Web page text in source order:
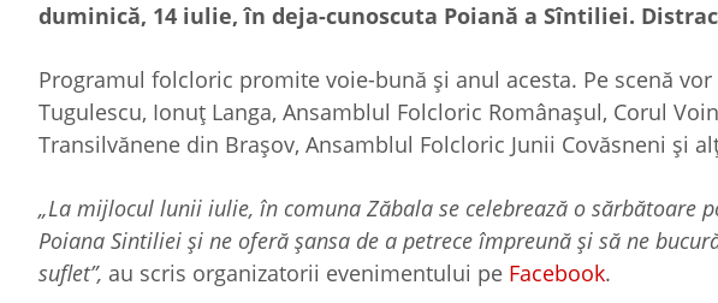
duminică, 14 iulie, în deja-cunoscuta Poiană a Sîntiliei.
Programul folcloric promite voie-bună și anul acesta. Pe scenă
Tugulescu, Ionuț Langa, Ansamblul Folcloric Românașul, Corul
Transilvănene din Brașov, Ansamblul Folcloric Junii Covăsneni și
„La mijlocul lunii iulie, în comuna Zăbala se celebrează o sărbătoare
Poiana Sintiliei și ne oferă șansa de a petrece împreună și să ne
suflet”, au scris organizatorii evenimentului pe Facebook.